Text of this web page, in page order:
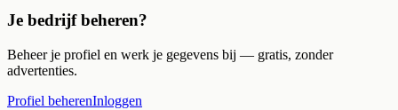
Je bedrijf beheren?
Beheer je profiel en werk je gegevens bij — gratis, zonder
advertenties.
Profiel beherenInloggen